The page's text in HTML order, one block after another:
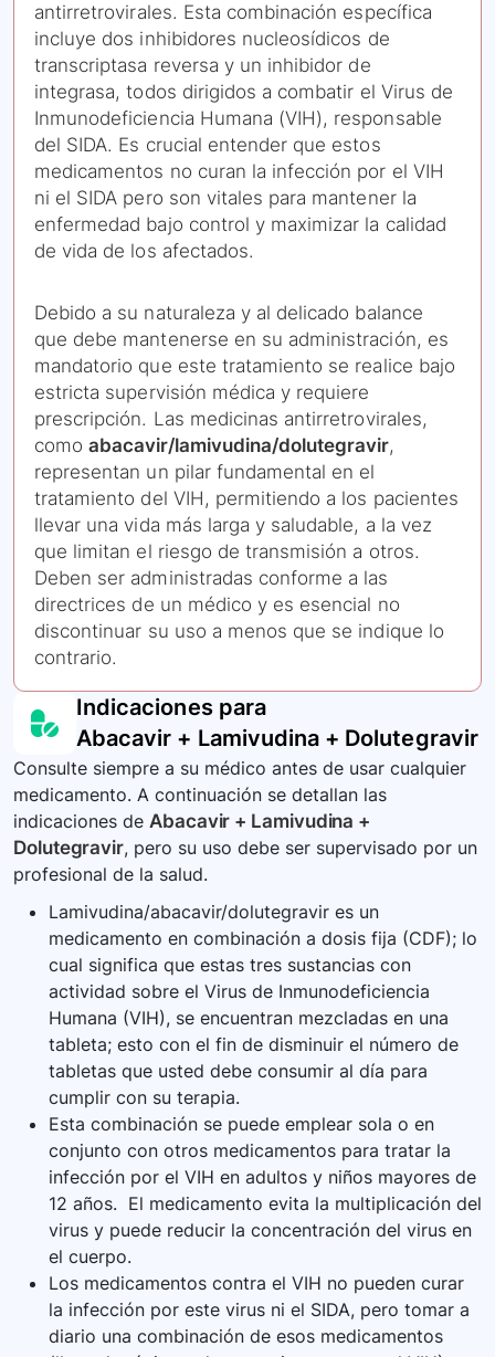
antirretrovirales. Esta combinación específica
incluye dos inhibidores nucleosídicos de
transcriptasa reversa y un inhibidor de
integrasa, todos dirigidos a combatir el Virus de
Inmunodeficiencia Humana (VIH), responsable
del SIDA. Es crucial entender que estos
medicamentos no curan la infección por el VIH
ni el SIDA pero son vitales para mantener la
enfermedad bajo control y maximizar la calidad
de vida de los afectados.
Debido a su naturaleza y al delicado balance
que debe mantenerse en su administración, es
mandatorio que este tratamiento se realice bajo
estricta supervisión médica y requiere
prescripción. Las medicinas antirretrovirales,
comoabacavir/lamivudina/dolutegravir,
representan un pilar fundamental en el
tratamiento del VIH, permitiendo a los pacientes
llevar una vida más larga y saludable, a la vez
que limitan el riesgo de transmisión a otros.
Deben ser administradas conforme a las
directrices de un médico y es esencial no
discontinuar su uso a menos que se indique lo
contrario.
Indicaciones para
Abacavir + Lamivudina + Dolutegravir
Consulte siempre a su médico antes de usar cualquier
medicamento. A continuación se detallan las
indicaciones de Abacavir + Lamivudina +
Dolutegravir, pero su uso debe ser supervisado por un
profesional de la salud.
Lamivudina/abacavir/dolutegravir es un
medicamento en combinación a dosis fija (CDF); lo
cual significa que estas tres sustancias con
actividad sobre el Virus de Inmunodeficiencia
Humana (VIH), se encuentran mezcladas en una
tableta; esto con el fin de disminuir el número de
tabletas que usted debe consumir al día para
cumplir con su terapia.
Esta combinación se puede emplear sola o en
conjunto con otros medicamentos para tratar la
infección por el VIH en adultos y niños mayores de
12 años. El medicamento evita la multiplicación del
virus y puede reducir la concentración del virus en
el cuerpo.
Los medicamentos contra el VIH no pueden curar
la infección por este virus ni el SIDA, pero tomar a
diario una combinación de esos medicamentos